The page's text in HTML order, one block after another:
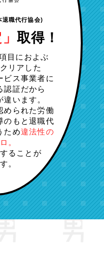
退職代行協会)
取得！
目におよぶ
リアした
ビス事業者に
認証だから
います。
められた労働
のもと退職代
ため違法性の
。
ることが
。